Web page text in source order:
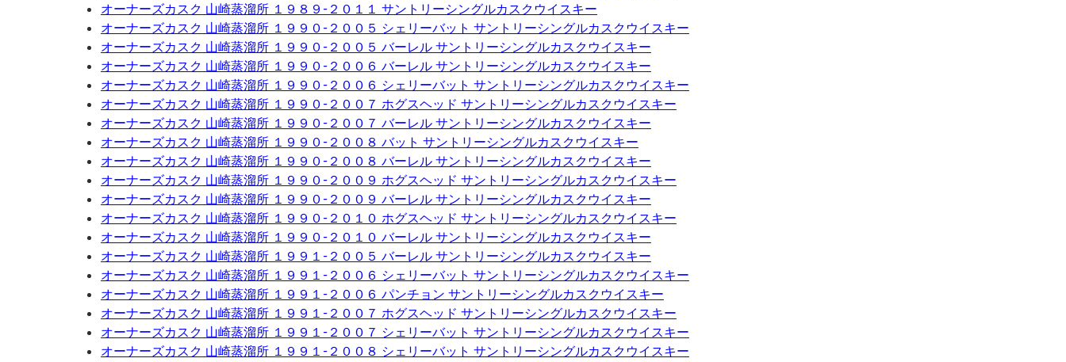
オーナーズカスク 山崎蒸溜所 １９８９-２０１１ サントリーシングルカスクウイスキー
オーナーズカスク 山崎蒸溜所 １９９０-２００５ シェリーバット サントリーシングルカスクウイスキー
オーナーズカスク 山崎蒸溜所 １９９０-２００５ バーレル サントリーシングルカスクウイスキー
オーナーズカスク 山崎蒸溜所 １９９０-２００６ バーレル サントリーシングルカスクウイスキー
オーナーズカスク 山崎蒸溜所 １９９０-２００６ シェリーバット サントリーシングルカスクウイスキー
オーナーズカスク 山崎蒸溜所 １９９０-２００７ ホグスヘッド サントリーシングルカスクウイスキー
オーナーズカスク 山崎蒸溜所 １９９０-２００７ バーレル サントリーシングルカスクウイスキー
オーナーズカスク 山崎蒸溜所 １９９０-２００８ バット サントリーシングルカスクウイスキー
オーナーズカスク 山崎蒸溜所 １９９０-２００８ バーレル サントリーシングルカスクウイスキー
オーナーズカスク 山崎蒸溜所 １９９０-２００９ ホグスヘッド サントリーシングルカスクウイスキー
オーナーズカスク 山崎蒸溜所 １９９０-２００９ バーレル サントリーシングルカスクウイスキー
オーナーズカスク 山崎蒸溜所 １９９０-２０１０ ホグスヘッド サントリーシングルカスクウイスキー
オーナーズカスク 山崎蒸溜所 １９９０-２０１０ バーレル サントリーシングルカスクウイスキー
オーナーズカスク 山崎蒸溜所 １９９１-２００５ バーレル サントリーシングルカスクウイスキー
オーナーズカスク 山崎蒸溜所 １９９１-２００６ シェリーバット サントリーシングルカスクウイスキー
オーナーズカスク 山崎蒸溜所 １９９１-２００６ パンチョン サントリーシングルカスクウイスキー
オーナーズカスク 山崎蒸溜所 １９９１-２００７ ホグスヘッド サントリーシングルカスクウイスキー
オーナーズカスク 山崎蒸溜所 １９９１-２００７ シェリーバット サントリーシングルカスクウイスキー
オーナーズカスク 山崎蒸溜所 １９９１-２００８ シェリーバット サントリーシングルカスクウイスキー